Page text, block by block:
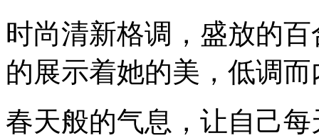
时尚清新格调，盛放的
的展示着她的美，低调
春天般的气息，让自己